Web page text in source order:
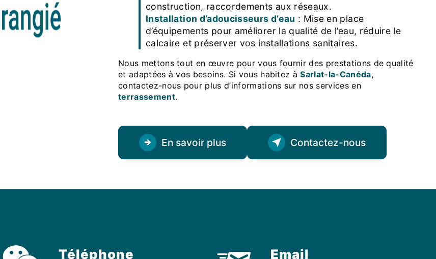
construction, raccordements aux réseaux.
Installation d’adoucisseurs d’eau : Mise en place
d’équipements pour améliorer la qualité de l’eau, réduire le
calcaire et préserver vos installations sanitaires.
Nous mettons tout en œuvre pour vous fournir des prestations de qualité
et adaptées à vos besoins. Si vous habitez àSarlat-la-Canéda,
contactez-nous pour plus d’informations sur nos services en
terrassement.
En savoir plus Contactez-nous
Téléphone Email